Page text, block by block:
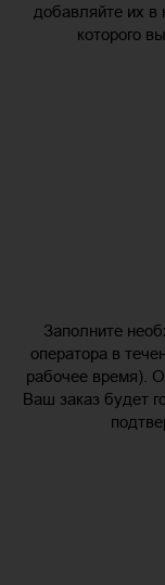
добавляйте их в
которого
Заполните
оператора в
рабочее время).
Ваш заказ будет